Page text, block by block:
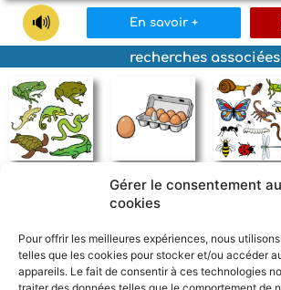
Gérer le consentement
cookies
Pour offrir les meilleures expériences, nous
telles que les cookies pour stocker et/ou accéder
appareils. Le fait de consentir à ces technologies
En savoir +
recherches associées